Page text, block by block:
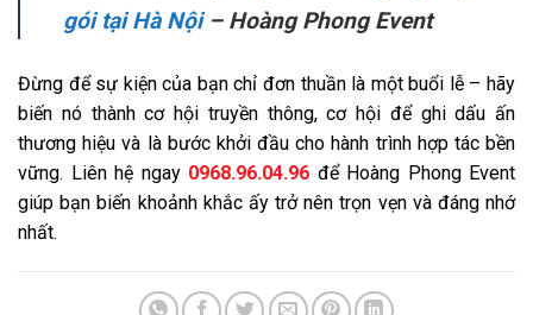
gói tại Hà Nội– Hoàng Phong Event
Đừng để sự kiện của bạn chỉ đơn thuần là một buổi lễ – hãy
biến nó thành cơ hội truyền thông, cơ hội để ghi dấu ấn
thương hiệu và là bước khởi đầu cho hành trình hợp tác bền
vững. Liên hệ ngay 0968.96.04.96 để Hoàng Phong Event
giúp bạn biến khoảnh khắc ấy trở nên trọn vẹn và đáng nhớ
nhất.